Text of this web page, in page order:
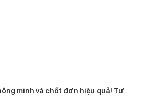
minh và chốt đơn hiệu quả! Tư